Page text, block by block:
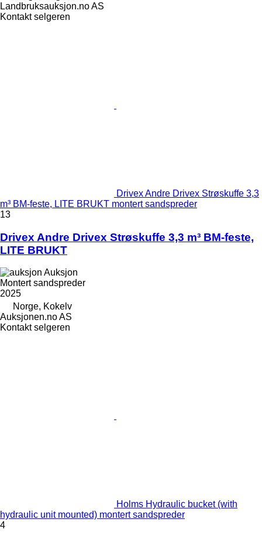
Landbruksauksjon.no AS
Kontakt selgeren
Drivex Andre Drivex Strøskuffe 3,3
m³ BM-feste, LITE BRUKT montert sandspreder
13
Drivex Andre Drivex Strøskuffe 3,3 m³ BM-feste,
LITE BRUKT
Auksjon
Montert sandspreder
2025
Norge, Kokelv
Auksjonen.no AS
Kontakt selgeren
Holms Hydraulic bucket (with
hydraulic unit mounted) montert sandspreder
4